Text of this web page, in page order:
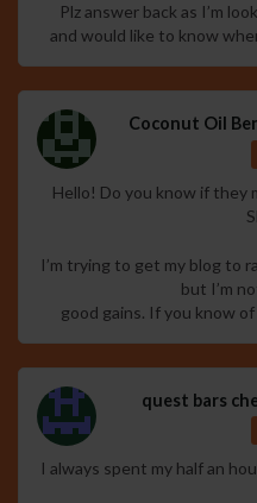
Plz answer back as I’m
and would like to know
Coconut Oil
Hello! Do you know if they
I’m trying to get my blog to
but I’m
good gains. If you know
quest bars
I always spent my half an